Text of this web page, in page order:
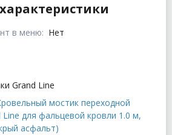
в меню: Нет
Grand Line
мостик переходной
Line для фальцевой кровли 1.0 м,
асфальт)